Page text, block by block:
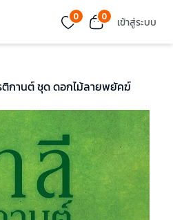
0 0 เข้าสู่ระบบ
ติกานต์ ชุด ดอกไม้ลายพยัคฆ์